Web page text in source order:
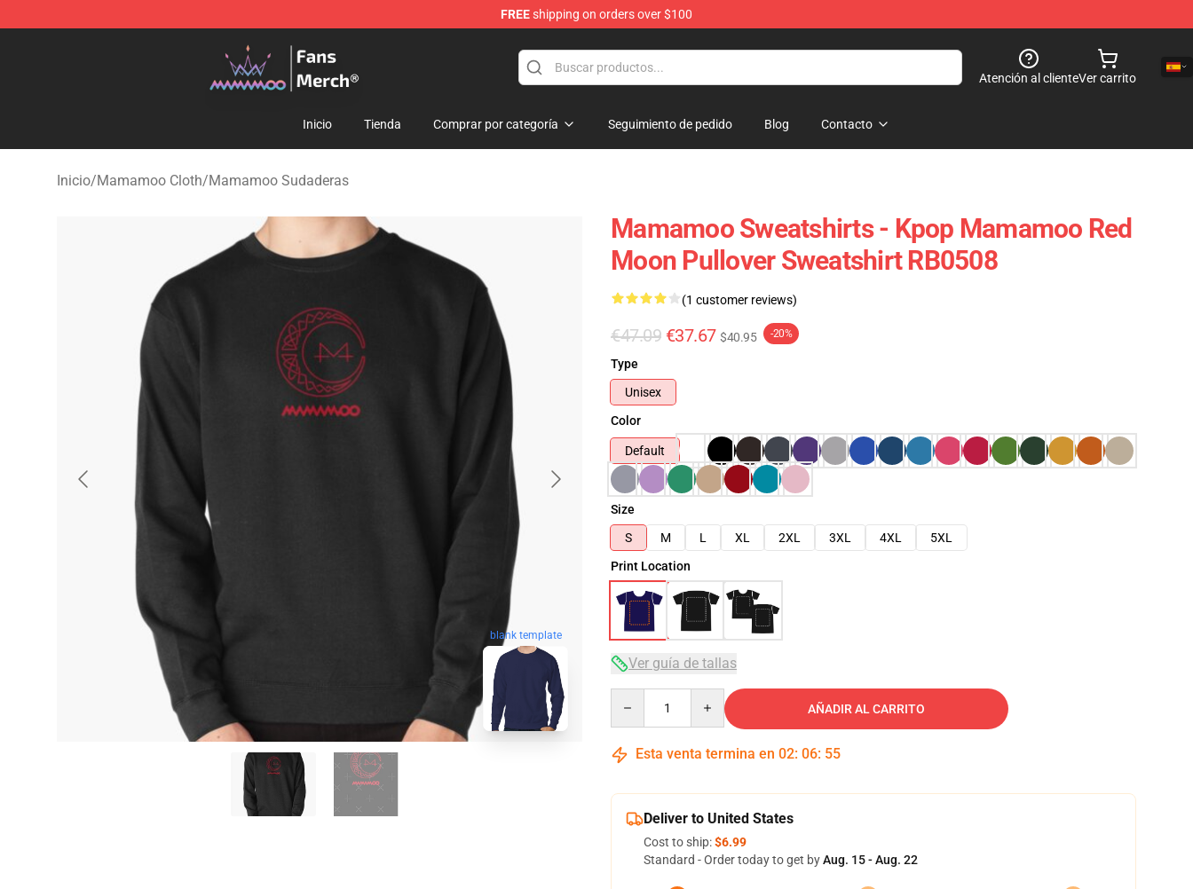
FREEshipping on orders over $100
Mamamoo Store - Official Mamamoo Merchandise Shop
Atención al clienteVer carrito
Inicio Tienda Comprar por categoría Seguimiento de pedido Blog Contacto
Inicio/Mamamoo Cloth/Mamamoo Sudaderas
blank template
Mamamoo Sweatshirts - Kpop Mamamoo Red
Moon Pullover Sweatshirt RB0508
(1 customer reviews)
€47.09 €37.67 $40.95 -20%
Type
Unisex
Color
Default
Size
S
M L XL 2XL 3XL 4XL
5XL
Print Location
Ver guía de tallas
AÑADIR AL CARRITO
Esta venta termina en 02: 06: 54
Deliver to United States
Cost to ship:$6.99
Standard - Order today to get byAug. 15 - Aug. 22